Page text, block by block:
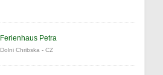
Ferienhaus Petra
Dolni Chribska - CZ